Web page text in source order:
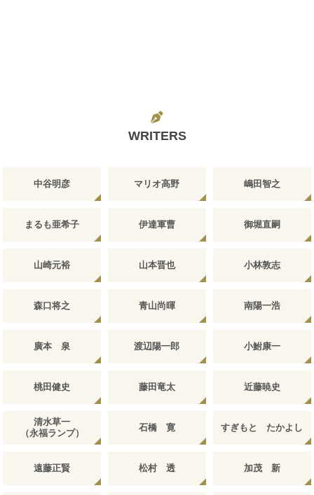
WRITERS
中谷明彦 マリオ高野 嶋田智之
まるも亜希子 伊達軍曹 御堀直嗣
山崎元裕 山本晋也 小林敦志
森口将之 青山尚暉 南陽一浩
廣本 泉 渡辺陽一郎 小鮒康一
桃田健史 藤田竜太 近藤暁史
清水草一
（永福ランプ）
石橋 寛 すぎもと たかよし
遠藤正賢 松村 透 加茂 新